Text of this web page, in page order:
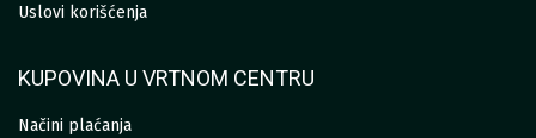
Uslovi korišćenja
KUPOVINA U VRTNOM CENTRU
Načini plaćanja